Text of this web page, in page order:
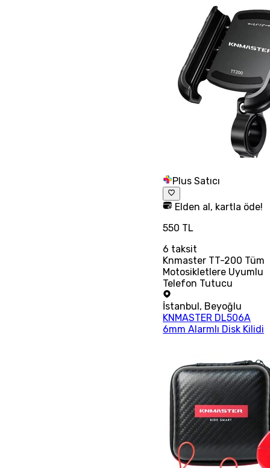
Plus Satıcı
Elden al, kartla öde!
550 TL
6 taksit
Knmaster TT-200 Tüm
Motosikletlere Uyumlu
Telefon Tutucu
İstanbul, Beyoğlu
KNMASTER DL506A
6mm Alarmlı Disk Kilidi